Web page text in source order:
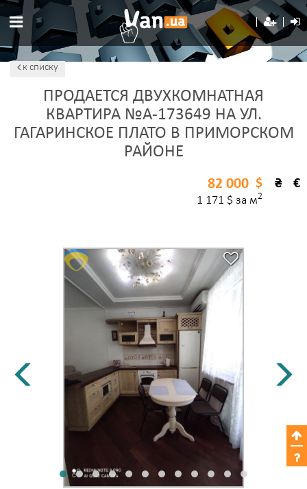
к списку
ПРОДАЕТСЯ ДВУХКОМНАТНАЯ
КВАРТИРА №A-173649 НА УЛ.
ГАГАРИНСКОЕ ПЛАТО В ПРИМОРСКОМ
РАЙОНЕ
$ ₴ €
82 000
1 171 $ за м2